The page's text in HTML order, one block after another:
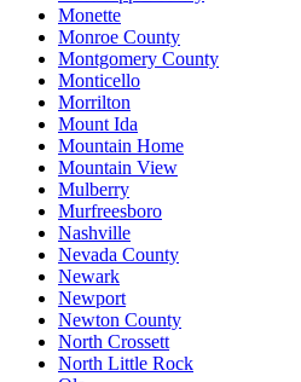
Monette
Monroe County
Montgomery County
Monticello
Morrilton
Mount Ida
Mountain Home
Mountain View
Mulberry
Murfreesboro
Nashville
Nevada County
Newark
Newport
Newton County
North Crossett
North Little Rock